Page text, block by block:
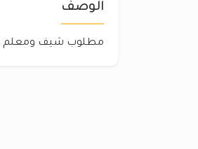
الوصف
مطلوب شيف ومعلم